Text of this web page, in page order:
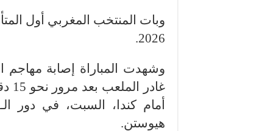
وبات المنتخب المغربي أول
2026.
وشهدت المباراة إصابة مهاجم
هيوستن.